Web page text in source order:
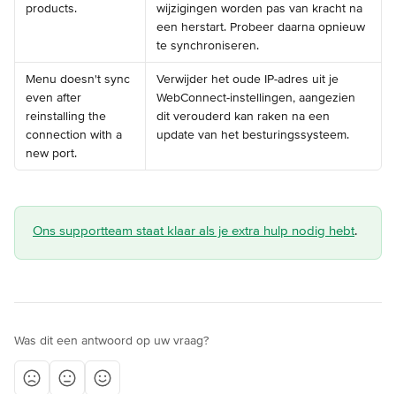
products.
wijzigingen worden pas van kracht na
een herstart. Probeer daarna opnieuw
te synchroniseren.
Menu doesn't sync
even after
reinstalling the
connection with a
new port.
Verwijder het oude IP-adres uit je
WebConnect-instellingen, aangezien
dit verouderd kan raken na een
update van het besturingssysteem.
Ons supportteam staat klaar als je extra hulp nodig hebt.
Was dit een antwoord op uw vraag?